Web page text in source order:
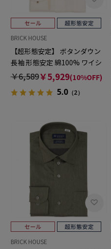
BRICK HOUSE
【超形態安定】 ボタンダウン
長袖 形態安定 綿100% ワイシ
ャツ
￥6,589￥5,929(10%OFF)
5.0（2）
BRICK HOUSE